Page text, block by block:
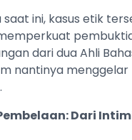
saat ini, kasus etik
dari dua Ahli
nantinya
Dari